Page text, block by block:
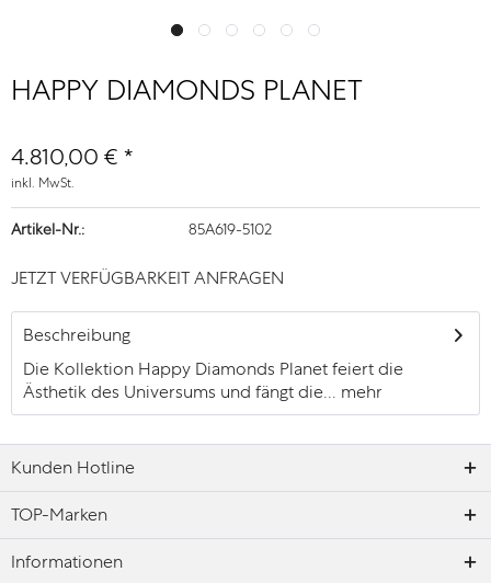
HAPPY DIAMONDS PLANET
4.810,00 € *
inkl. MwSt.
Artikel-Nr.: 85A619-5102
JETZT VERFÜGBARKEIT ANFRAGEN
Beschreibung
Die Kollektion Happy Diamonds Planet feiert die
Ästhetik des Universums und fängt die... mehr
Kunden Hotline
TOP-Marken
Informationen